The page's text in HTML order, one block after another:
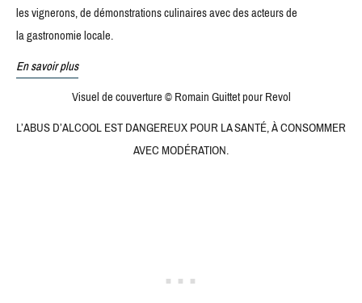
les vignerons, de démonstrations culinaires avec des acteurs de
la gastronomie locale.
En savoir plus
Visuel de couverture © Romain Guittet pour Revol
L’ABUS D’ALCOOL EST DANGEREUX POUR LA SANTÉ, À CONSOMMER
AVEC MODÉRATION.